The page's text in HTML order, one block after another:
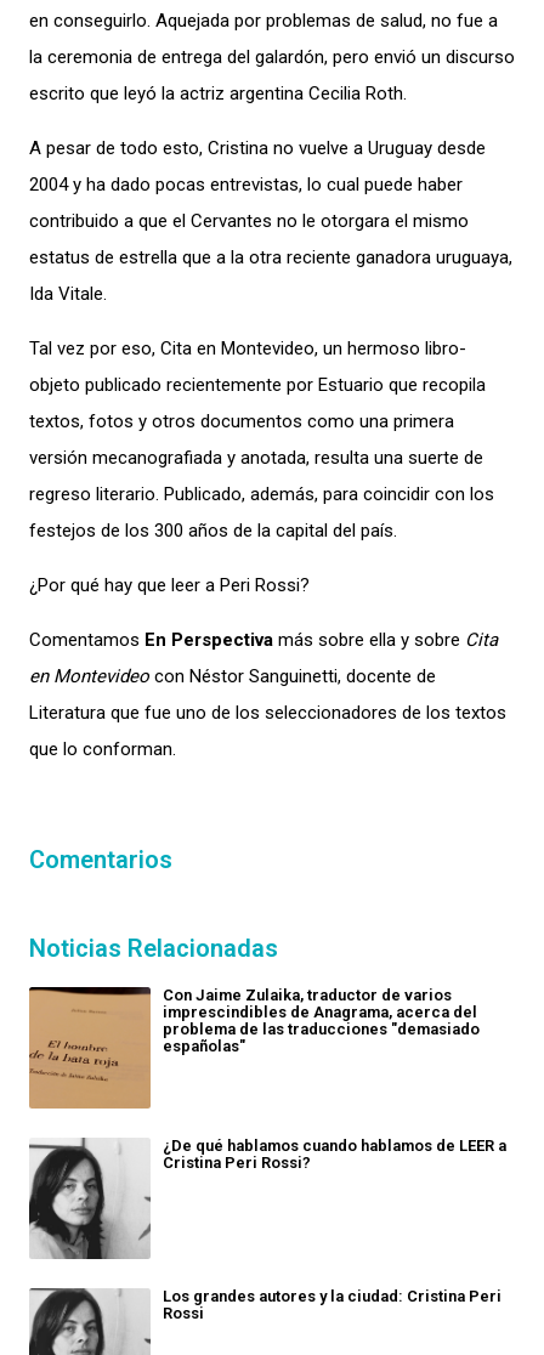
en conseguirlo. Aquejada por problemas de salud, no fue a
la ceremonia de entrega del galardón, pero envió un discurso
escrito que leyó la actriz argentina Cecilia Roth.
A pesar de todo esto, Cristina no vuelve a Uruguay desde
2004 y ha dado pocas entrevistas, lo cual puede haber
contribuido a que el Cervantes no le otorgara el mismo
estatus de estrella que a la otra reciente ganadora uruguaya,
Ida Vitale.
Tal vez por eso, Cita en Montevideo, un hermoso libro-
objeto publicado recientemente por Estuario que recopila
textos, fotos y otros documentos como una primera
versión mecanografiada y anotada, resulta una suerte de
regreso literario. Publicado, además, para coincidir con los
festejos de los 300 años de la capital del país.
¿Por qué hay que leer a Peri Rossi?
Comentamos En Perspectiva más sobre ella y sobre Cita
en Montevideo con Néstor Sanguinetti, docente de
Literatura que fue uno de los seleccionadores de los textos
que lo conforman.
Comentarios
Noticias Relacionadas
Con Jaime Zulaika, traductor de varios
imprescindibles de Anagrama, acerca del
problema de las traducciones "demasiado
españolas"
¿De qué hablamos cuando hablamos de LEER a
Cristina Peri Rossi?
Los grandes autores y la ciudad: Cristina Peri
Rossi